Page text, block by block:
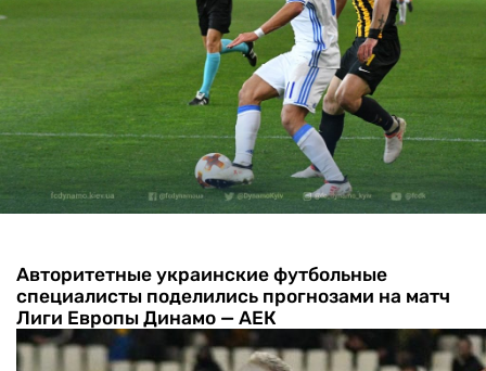
Авторитетные украинские футбольные
специалисты поделились прогнозами на матч
Лиги Европы Динамо — АЕК